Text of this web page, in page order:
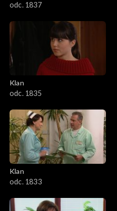
odc. 1837
Klan
odc. 1835
Klan
odc. 1833